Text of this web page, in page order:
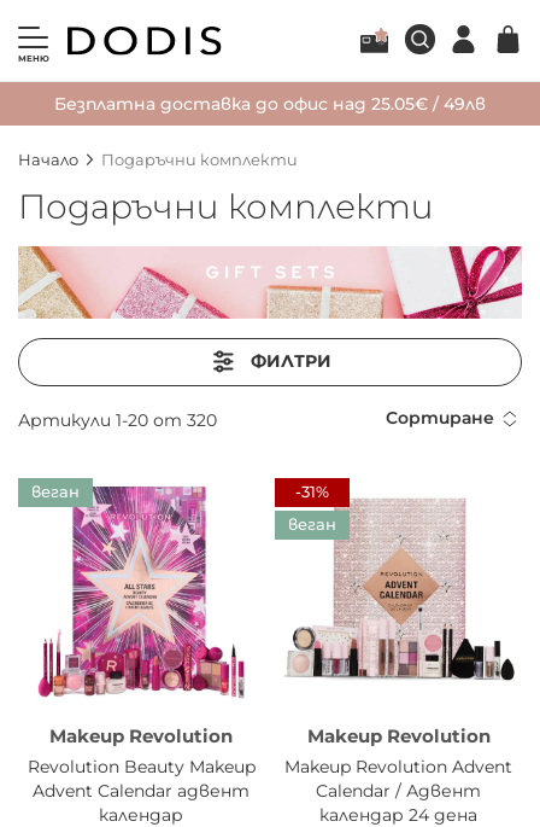
МЕНЮ
Безплатна доставка до офис над 25.05€ / 49лв
Начало Подаръчни комплекти
Подаръчни комплекти
ФИЛТРИ
Артикули 1-20 от 320 Сортиране
веган
Makeup Revolution
Revolution Beauty Makeup
Advent Calendar адвент
календар
-31%
веган
Makeup Revolution
Makeup Revolution Advent
Calendar / Адвент
календар 24 дена